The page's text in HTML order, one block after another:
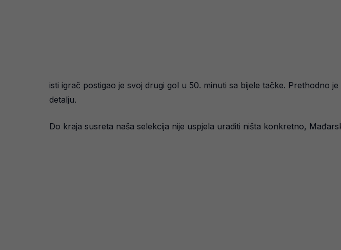
isti igrač postigao je svoj drugi gol u 50. minuti sa bijele tačke. Prethodno
detalju.
Do kraja susreta naša selekcija nije uspjela uraditi ništa konkretno,